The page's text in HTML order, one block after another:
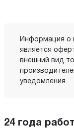
Информация о
является
внешний вид
уведомления.
24 года